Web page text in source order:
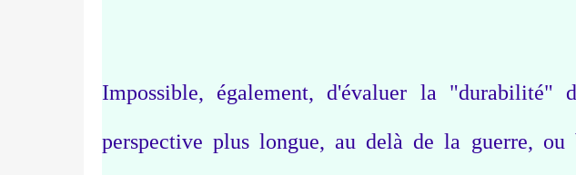
Impossible, également, d'évaluer la "durabilité"
perspective plus longue, au delà de la guerre,